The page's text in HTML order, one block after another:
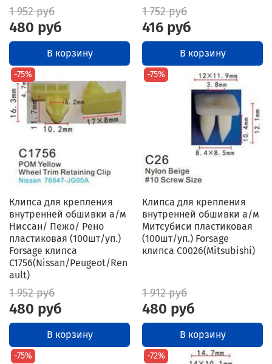
1 952 руб
480 руб
В корзину
1 752 руб
416 руб
В корзину
-75%
Клипса для крепления
внутренней обшивки а/м
Ниссан/ Пежо/ Рено
пластиковая (100шт/уп.)
Forsage клипса
C1756(Nissan/Peugeot/Ren
ault)
1 952 руб
480 руб
В корзину
-75%
Клипса для крепления
внутренней обшивки а/м
Митсубиси пластиковая
(100шт/уп.) Forsage
клипса C0026(Mitsubishi)
1 912 руб
480 руб
В корзину
-75% -72%